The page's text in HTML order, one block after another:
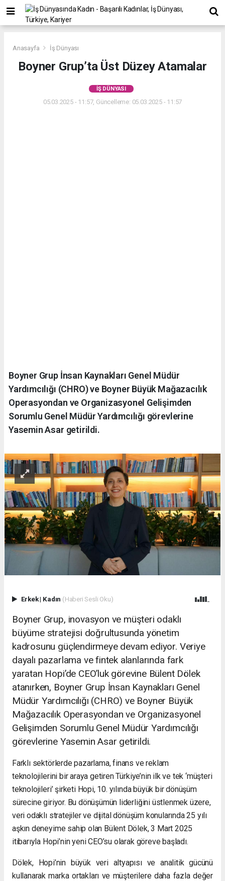
Anasayfa İş Dünyası
Boyner Grup’ta Üst Düzey Atamalar
İŞ DÜNYASI
05.03.2025 - 11:57, Güncelleme: 05.03.2025 - 11:57
Boyner Grup İnsan Kaynakları Genel Müdür
Yardımcılığı (CHRO) ve Boyner Büyük Mağazacılık
Operasyondan ve Organizasyonel Gelişimden
Sorumlu Genel Müdür Yardımcılığı görevlerine
Yasemin Asar getirildi.
Erkek| Kadın (Haberi Sesli Oku)
Boyner Grup, inovasyon ve müşteri odaklı
büyüme stratejisi doğrultusunda yönetim
kadrosunu güçlendirmeye devam ediyor. Veriye
dayalı pazarlama ve fintek alanlarında fark
yaratan Hopi’de CEO’luk görevine Bülent Dölek
atanırken, Boyner Grup İnsan Kaynakları Genel
Müdür Yardımcılığı (CHRO) ve Boyner Büyük
Mağazacılık Operasyondan ve Organizasyonel
Gelişimden Sorumlu Genel Müdür Yardımcılığı
görevlerine Yasemin Asar getirildi.
Farklı sektörlerde pazarlama, finans ve reklam
teknolojilerini bir araya getiren Türkiye’nin ilk ve tek ‘müşteri
teknolojileri’ şirketi Hopi, 10. yılında büyük bir dönüşüm
sürecine giriyor. Bu dönüşümün liderliğini üstlenmek üzere,
veri odaklı stratejiler ve dijital dönüşüm konularında 25 yılı
aşkın deneyime sahip olan Bülent Dölek, 3 Mart 2025
itibarıyla Hopi’nin yeni CEO’su olarak göreve başladı.
Dölek, Hopi’nin büyük veri altyapısı ve analitik gücünü
kullanarak marka ortakları ve müşterilere daha fazla değer